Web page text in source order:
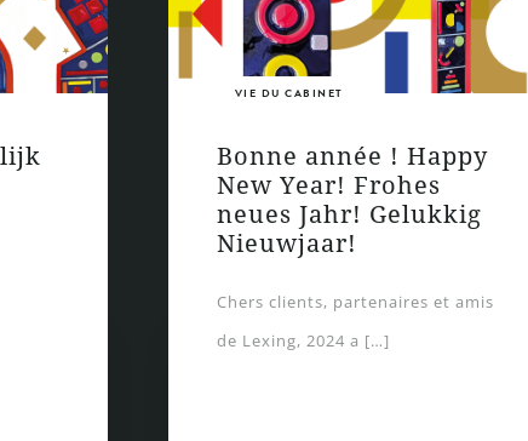
Bonne année ! Happy
New Year! Frohes
neues Jahr! Gelukkig
Nieuwjaar!
Chers clients, partenaires et amis
de Lexing, 2024 a […]
VIE DU CABINET